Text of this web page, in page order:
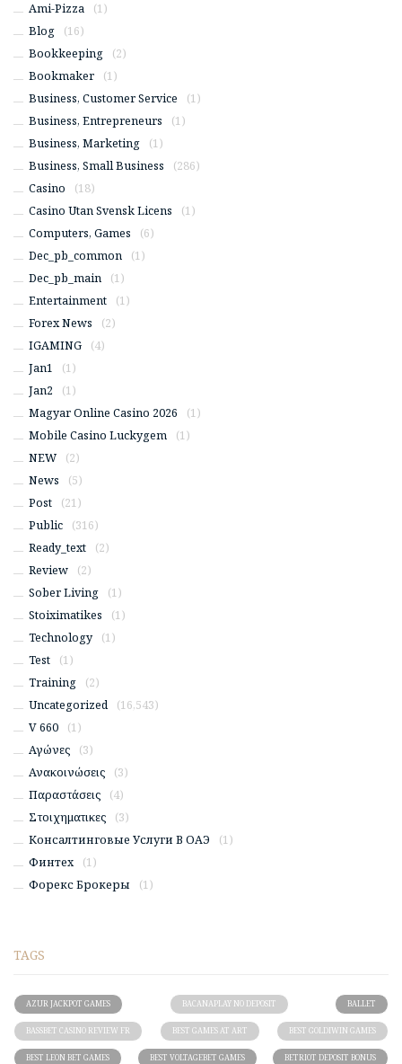
Ami-Pizza
(1)
Blog
(16)
Bookkeeping
(2)
Bookmaker
(1)
Business, Customer Service
(1)
Business, Entrepreneurs
(1)
Business, Marketing
(1)
Business, Small Business
(286)
Casino
(18)
Casino Utan Svensk Licens
(1)
Computers, Games
(6)
Dec_pb_common
(1)
Dec_pb_main
(1)
Entertainment
(1)
Forex News
(2)
IGAMING
(4)
Jan1
(1)
Jan2
(1)
Magyar Online Casino 2026
(1)
Mobile Casino Luckygem
(1)
NEW
(2)
News
(5)
Post
(21)
Public
(316)
Ready_text
(2)
Review
(2)
Sober Living
(1)
Stoiximatikes
(1)
Technology
(1)
Test
(1)
Training
(2)
Uncategorized
(16,543)
V 660
(1)
Αγώνες
(3)
Ανακοινώσεις
(3)
Παραστάσεις
(4)
Στοιχηματικες
(3)
Консалтинговые Услуги В ОАЭ
(1)
Финтех
(1)
Форекс Брокеры
(1)
TAGS
AZUR JACKPOT GAMES BACANAPLAY NO DEPOSIT BALLET
BASSBET CASINO REVIEW FR BEST GAMES AT ART BEST GOLDIWIN GAMES
BEST LEON BET GAMES BEST VOLTAGEBET GAMES BETRIOT DEPOSIT BONUS